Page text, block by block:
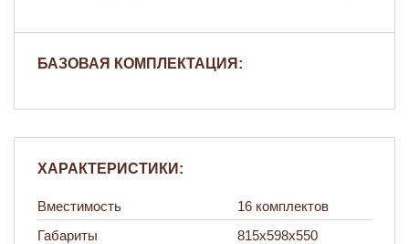
БАЗОВАЯ КОМПЛЕКТАЦИЯ:
ХАРАКТЕРИСТИКИ:
Вместимость
16 комплектов
Габариты
815х598х550